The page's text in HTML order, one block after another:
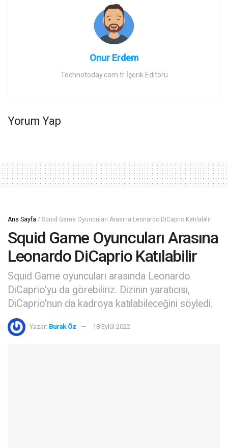
Onur Erdem
Technotoday.com.tr İçerik Editörü
Yorum Yap
Ana Sayfa / Squid Game Oyuncuları Arasına Leonardo DiCaprio Katılabilir
Squid Game Oyuncuları Arasına
Leonardo DiCaprio Katılabilir
Squid Game oyuncuları arasında Leonardo
DiCaprio'yu da görebiliriz. Dizinin yaratıcısı,
DiCaprio'nun da kadroya katılabileceğini söyledi.
Yazar: Burak Öz 18 Eylül 2022